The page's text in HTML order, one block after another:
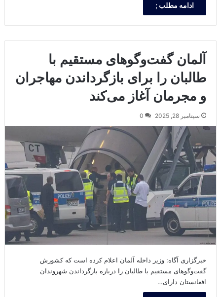
ادامه مطلب ;
آلمان گفت‌وگوهای مستقیم با
طالبان را برای بازگرداندن مهاجران
و مجرمان آغاز می‌کند
سپتامبر 28, 2025 0
خبرگزاری آگاه: وزیر داخله آلمان اعلام کرده است که کشورش
گفت‌وگوهای مستقیم با طالبان را درباره بازگرداندن شهروندان
افغانستان دارای…